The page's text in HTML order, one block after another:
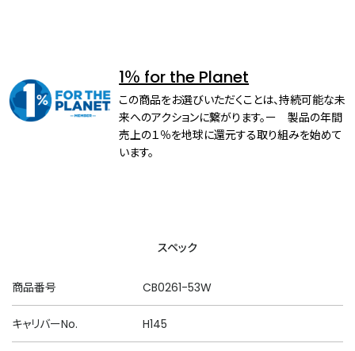
1％ for the Planet
この商品をお選びいただくことは、持続可能な未
来へのアクションに繋がります。ー 製品の年間
売上の１％を地球に還元する取り組みを始めて
います。
スペック
商品番号 CB0261-53W
キャリバーNo. H145